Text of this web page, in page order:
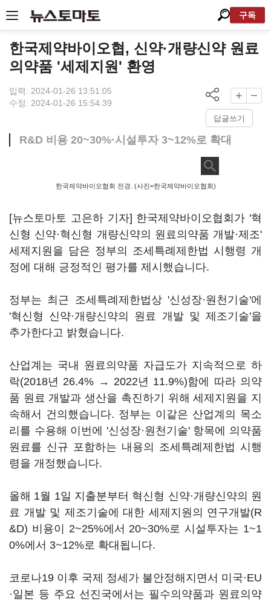
구독
한국제약바이오협, 신약·개량신약 원료
의약품 '세제지원' 환영
입력: 2024-01-26 13:51:05
수정: 2024-01-26 15:54:39
답글쓰기
R&D 비용 20~30%·시설투자 3~12%로 확대
한국제약바이오협회 전경. (사진=한국제약바이오협회)
[뉴스토마토 고은하 기자] 한국제약바이오협회가 '혁
신형 신약·혁신형 개량신약의 원료의약품 개발·제조'
세제지원을 담은 정부의 조세특례제한법 시행령 개
정에 대해 긍정적인 평가를 제시했습니다.
정부는 최근 조세특례제한법상 '신성장·원천기술'에
'혁신형 신약·개량신약의 원료 개발 및 제조기술'을
추가한다고 밝혔습니다.
산업계는 국내 원료의약품 자급도가 지속적으로 하
락(2018년 26.4% → 2022년 11.9%)함에 따라 의약
품 원료 개발과 생산을 촉진하기 위해 세제지원을 지
속해서 건의했습니다. 정부는 이같은 산업계의 목소
리를 수용해 이번에 '신성장·원천기술' 항목에 의약품
원료를 신규 포함하는 내용의 조세특례제한법 시행
령을 개정했습니다.
올해 1월 1일 지출분부터 혁신형 신약·개량신약의 원
료 개발 및 제조기술에 대한 세제지원의 연구개발(R
&D) 비용이 2~25%에서 20~30%로 시설투자는 1~1
0%에서 3~12%로 확대됩니다.
코로나19 이후 국제 정세가 불안정해지면서 미국·EU
·일본 등 주요 선진국에서는 필수의약품과 원료의약